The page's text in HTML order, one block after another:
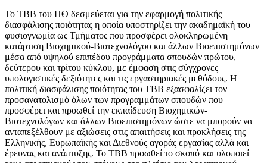
Το ΤΒΒ του ΠΘ δεσμεύεται για την εφαρμογή πολιτικής
διασφάλισης ποιότητας η οποία υποστηρίζει την ακαδημαϊκή του
φυσιογνωμία ως Τμήματος που προσφέρει ολοκληρωμένη
κατάρτιση Βιοχημικού-Βιοτεχνολόγου και άλλων Βιοεπιστημόνων
μέσα από υψηλού επιπέδου προγράμματα σπουδών πρώτου,
δεύτερου και τρίτου κύκλου, με έμφαση στις σύγχρονες
υπολογιστικές δεξιότητες και τις εργαστηριακές μεθόδους. Η
πολιτική διασφάλισης ποιότητας του ΤΒΒ εξασφαλίζει τον
προσανατολισμό όλων των προγραμμάτων σπουδών που
προσφέρει και προωθεί την εκπαίδευση Βιοχημικών-
Βιοτεχνολόγων και άλλων Βιοεπιστημόνων ώστε να μπορούν να
ανταπεξέλθουν με αξιώσεις στις απαιτήσεις και προκλήσεις της
Ελληνικής, Ευρωπαϊκής και Διεθνούς αγοράς εργασίας αλλά και
έρευνας και ανάπτυξης. Το ΤΒΒ προωθεί το σκοπό και υλοποιεί